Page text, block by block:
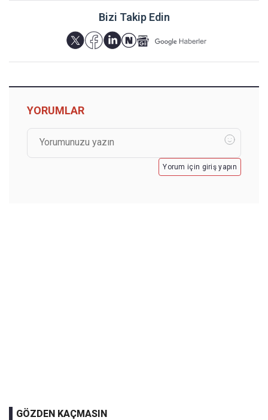
Bizi Takip Edin
YORUMLAR
Yorum için giriş yapın
GÖZDEN KAÇMASIN